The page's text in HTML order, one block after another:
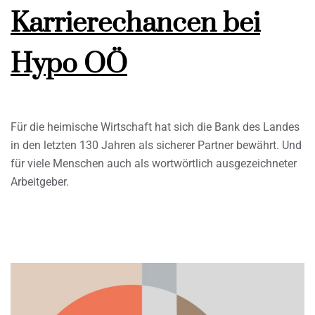
Karrierechancen bei
Hypo OÖ
Für die heimische Wirtschaft hat sich die Bank des Landes
in den letzten 130 Jahren als sicherer Partner bewährt. Und
für viele Menschen auch als wortwörtlich ausgezeichneter
Arbeitgeber.